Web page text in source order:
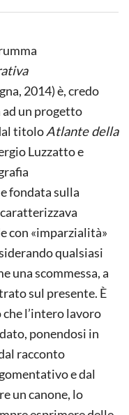
2014) è, credo
un progetto
titoloAtlante della
Luzzatto e
fondata sulla
con «imparzialità»
qualsiasi
una scommessa, a
sul presente. È
l’intero lavoro
ponendosi in
racconto
e dal
un canone, lo